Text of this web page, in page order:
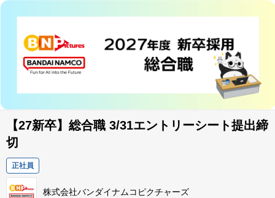
【27新卒】総合職 3/31エントリーシート提出締
切
正社員
株式会社バンダイナムコピクチャーズ